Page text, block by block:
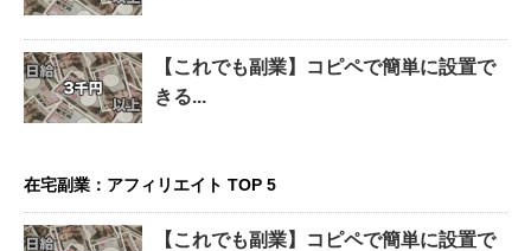
【これでも副業】コピペで簡単に設置で
きる...
在宅副業：アフィリエイト TOP 5
【これでも副業】コピペで簡単に設置で